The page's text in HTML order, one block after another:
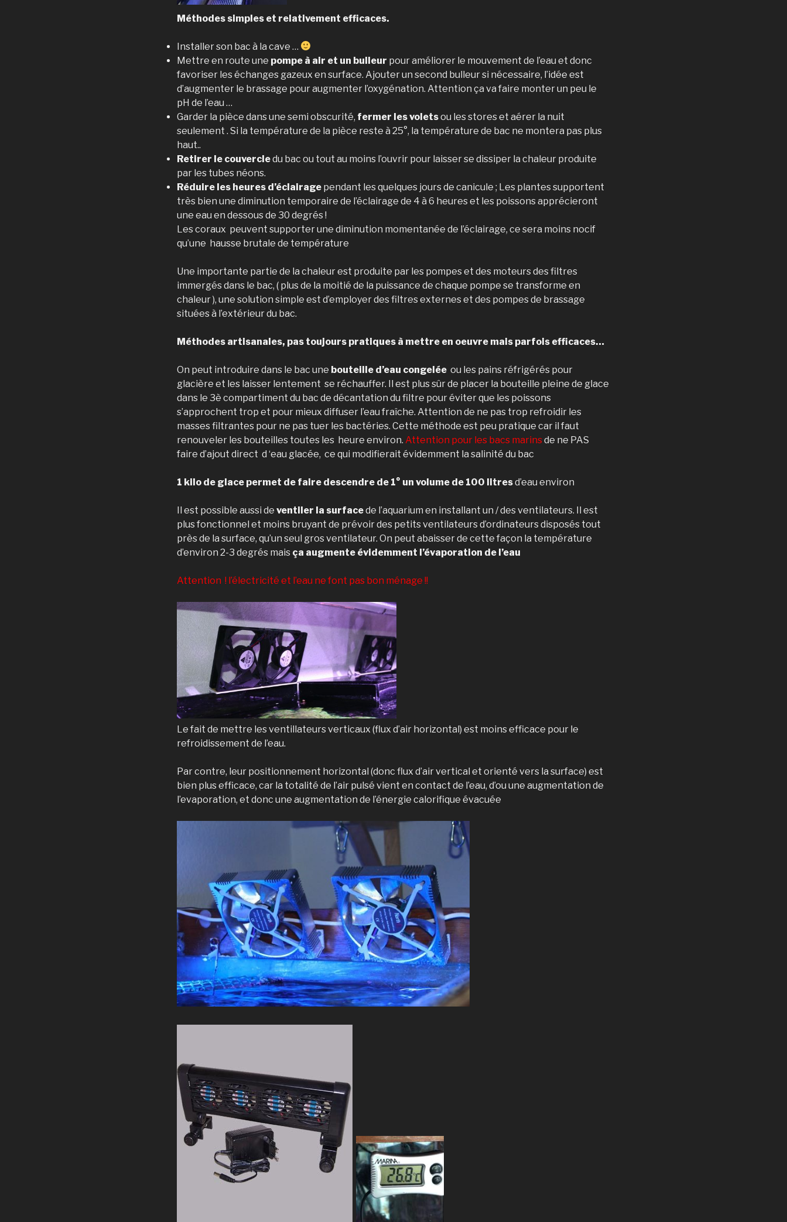
Méthodes simples et relativement efficaces.
Installer son bac à la cave …
Mettre en route une pompe à air et un bulleur pour améliorer le mouvement de l’eau et donc
favoriser les échanges gazeux en surface. Ajouter un second bulleur si nécessaire, l’idée est
d’augmenter le brassage pour augmenter l’oxygénation. Attention ça va faire monter un peu le
pH de l’eau …
Garder la pièce dans une semi obscurité, fermer les voletsou les stores et aérer la nuit
seulement . Si la température de la pièce reste à 25°, la température de bac ne montera pas plus
haut..
Retirer le couvercledu bac ou tout au moins l’ouvrir pour laisser se dissiper la chaleur produite
par les tubes néons.
Réduire les heures d’éclairage pendant les quelques jours de canicule ; Les plantes supportent
très bien une diminution temporaire de l’éclairage de 4 à 6 heures et les poissons apprécieront
une eau en dessous de 30 degrés !
Les coraux peuvent supporter une diminution momentanée de l’éclairage, ce sera moins nocif
qu’une hausse brutale de température
Une importante partie de la chaleur est produite par les pompes et des moteurs des filtres
immergés dans le bac, ( plus de la moitié de la puissance de chaque pompe se transforme en
chaleur ), une solution simple est d’employer des filtres externes et des pompes de brassage
situées à l’extérieur du bac.
Méthodes artisanales, pas toujours pratiques à mettre en oeuvre mais parfois efficaces…
On peut introduire dans le bac une bouteille d’eau congelée ou les pains réfrigérés pour
glacière et les laisser lentement se réchauffer. Il est plus sûr de placer la bouteille pleine de glace
dans le 3è compartiment du bac de décantation du filtre pour éviter que les poissons
s’approchent trop et pour mieux diffuser l’eau fraîche. Attention de ne pas trop refroidir les
masses filtrantes pour ne pas tuer les bactéries. Cette méthode est peu pratique car il faut
renouveler les bouteilles toutes les heure environ. Attention pour les bacs marinsde ne PAS
faire d’ajout direct d ‘eau glacée, ce qui modifierait évidemment la salinité du bac
1 kilo de glace permet de faire descendre de 1° un volume de 100 litresd’eau environ
Il est possible aussi de ventiler la surfacede l’aquarium en installant un / des ventilateurs. Il est
plus fonctionnel et moins bruyant de prévoir des petits ventilateurs d’ordinateurs disposés tout
près de la surface, qu’un seul gros ventilateur. On peut abaisser de cette façon la température
d’environ 2-3 degrés mais ça augmente évidemment l’évaporation de l’eau
Attention ! l’électricité et l’eau ne font pas bon ménage !!
Le fait de mettre les ventillateurs verticaux (flux d’air horizontal) est moins efficace pour le
refroidissement de l’eau.
Par contre, leur positionnement horizontal (donc flux d’air vertical et orienté vers la surface) est
bien plus efficace, car la totalité de l’air pulsé vient en contact de l’eau, d’ou une augmentation de
l’evaporation, et donc une augmentation de l’énergie calorifique évacuée